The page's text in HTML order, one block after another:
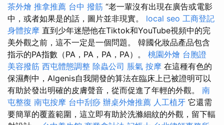
茶外燴 推拿推薦 台中 撥筋 “老一輩沒有出現在廣告或電影
中，或者如果是的話，圖片並非現實。 local seo 工商登記
身體按摩 直到少年迷戀他在Tiktok和YouTube視頻中的完
美外觀之前，這不一定是一個問題。 韓國化妝品產品包含
指示的PA指數（PA，PA，PA，PA）。 桃園外燴 台胞證
美容撥筋 西屯體態調整 除蟲公司 脹氣 按摩 在這種有色的
保濕劑中，Algenis自我開發的算法在臨床上已被證明可以
有助於發出明確的皮膚聲音，從而促進了年輕的外觀。 南
屯整復 南屯按摩 台中刮痧 辦桌外燴推薦 人工植牙 它還需
要簡單的覆蓋範圍，這立即有助於洗滌細紋的外觀，留下輻